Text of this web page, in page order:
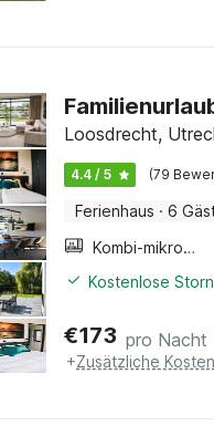
Loosdrecht,
4.4 / 5 (79
Ferienhaus · 6
Kombi-mikrowelle
Kostenlose
€173 pro Nacht
+Zusätzliche Kosten